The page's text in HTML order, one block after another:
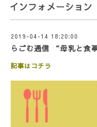
インフォメーション
2019-04-14 18:20:00
らごむ通信 “母乳と食
記事はコチラ